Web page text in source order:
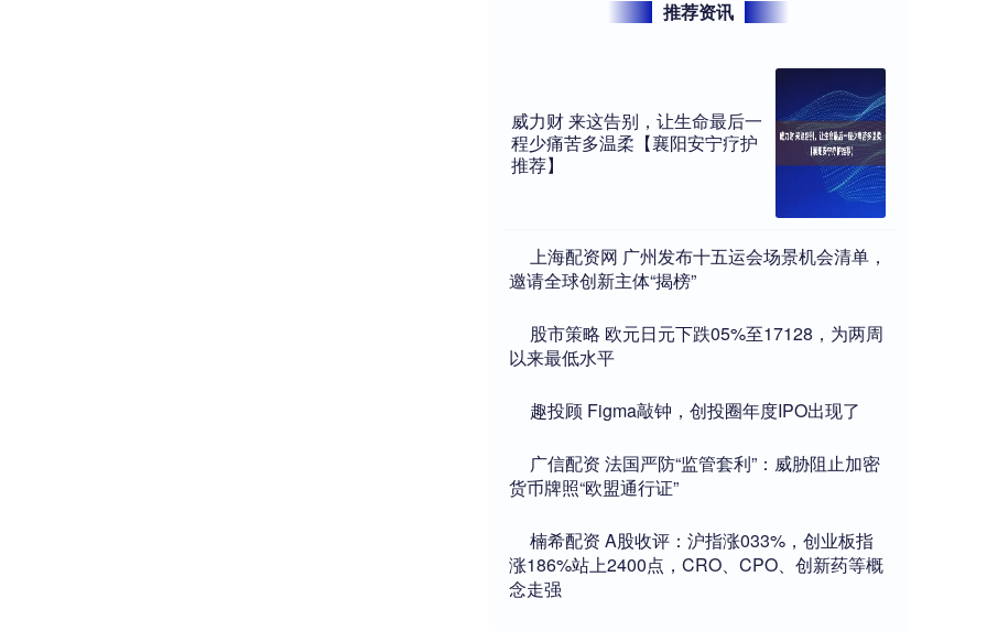
推荐资讯
威力财 来这告别，让生命最后一
程少痛苦多温柔【襄阳安宁疗护
推荐】
​上海配资网 广州发布十五运会场景机会清单，
邀请全球创新主体“揭榜”
​股市策略 欧元日元下跌05%至17128，为两周
以来最低水平
​趣投顾 Figma敲钟，创投圈年度IPO出现了
​广信配资 法国严防“监管套利”：威胁阻止加密
货币牌照“欧盟通行证”
​楠希配资 A股收评：沪指涨033%，创业板指
涨186%站上2400点，CRO、CPO、创新药等概
念走强